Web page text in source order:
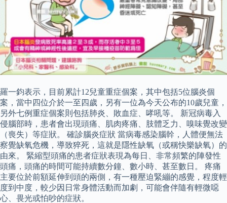
羅一鈞表示，目前累計12兒童重症個案，其中包括5位腦炎個
案，當中四位介於一至四歲，另有一位為今天公布的10歲兒童，
另外七例重症個案則包括肺炎、敗血症、哮吼等。 新冠病毒入
侵腦部時，患者會出現頭痛、肌肉疼痛、肢體乏力、嗅味覺改變
（喪失）等症狀。 確診腦炎症狀 當病毒感染腦幹，人體便無法
察覺缺氧危機，導致猝死，這就是隱性缺氧（或稱快樂缺氧）的
由來。 緊縮型頭痛的患者症狀表現為每日、非常頻繁的陣發性
頭痛，頭痛的時間可能持續數分鐘、數小時、甚至數日。 疼痛
主要位於前額延伸到頭的兩側，有一種壓迫緊繃的感覺，程度輕
度到中度，較少因日常身體活動而加劇，可能會伴隨有輕微噁
心、畏光或怕吵的症狀。